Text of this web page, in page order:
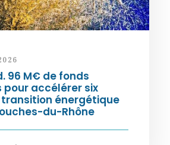
96 M€ de fonds
pour accélérer six
énergétique
du-Rhône